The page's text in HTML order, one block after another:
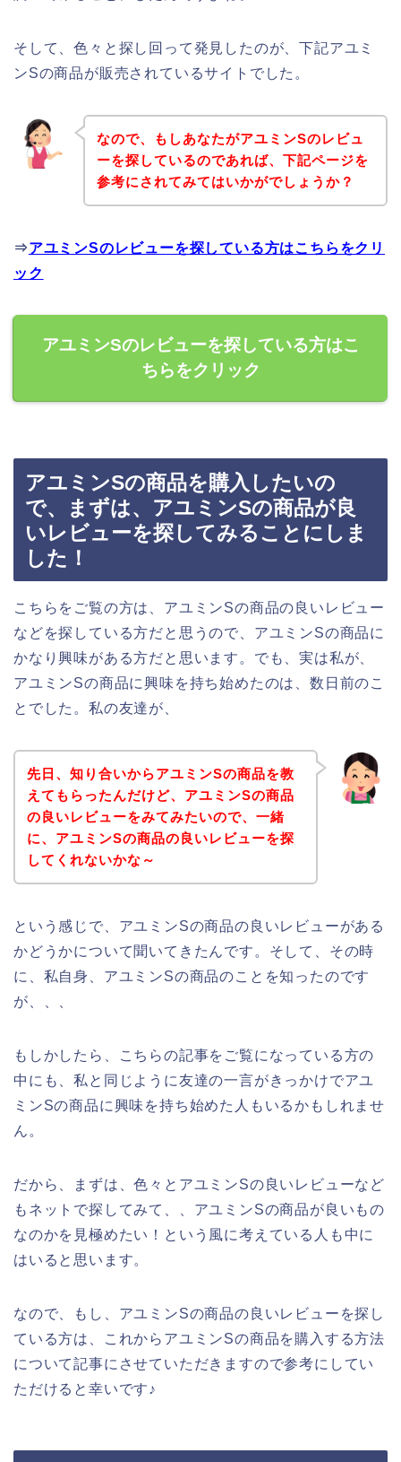
そして、色々と探し回って発見したのが、下記アユミ
ンSの商品が販売されているサイトでした。
なので、もしあなたがアユミンSのレビュ
ーを探しているのであれば、下記ページを
参考にされてみてはいかがでしょうか？
⇒アユミンSのレビューを探している方はこちらをクリ
ック
アユミンSのレビューを探している方はこ
ちらをクリック
アユミンSの商品を購入したいの
で、まずは、アユミンSの商品が良
いレビューを探してみることにしま
した！
こちらをご覧の方は、アユミンSの商品の良いレビュー
などを探している方だと思うので、アユミンSの商品に
かなり興味がある方だと思います。でも、実は私が、
アユミンSの商品に興味を持ち始めたのは、数日前のこ
とでした。私の友達が、
先日、知り合いからアユミンSの商品を教
えてもらったんだけど、アユミンSの商品
の良いレビューをみてみたいので、一緒
に、アユミンSの商品の良いレビューを探
してくれないかな～
という感じで、アユミンSの商品の良いレビューがある
かどうかについて聞いてきたんです。そして、その時
に、私自身、アユミンSの商品のことを知ったのです
が、、、
もしかしたら、こちらの記事をご覧になっている方の
中にも、私と同じように友達の一言がきっかけでアユ
ミンSの商品に興味を持ち始めた人もいるかもしれませ
ん。
だから、まずは、色々とアユミンSの良いレビューなど
もネットで探してみて、、アユミンSの商品が良いもの
なのかを見極めたい！という風に考えている人も中に
はいると思います。
なので、もし、アユミンSの商品の良いレビューを探し
ている方は、これからアユミンSの商品を購入する方法
について記事にさせていただきますので参考にしてい
ただけると幸いです♪